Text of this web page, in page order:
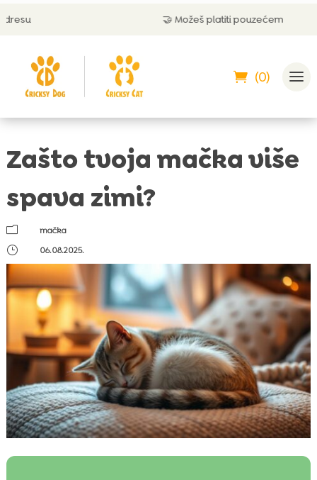
🤝 Možeš platiti pouzećem
(0)
Zašto tvoja mačka više
spava zimi?
m
mačka
}
06.08.2025.